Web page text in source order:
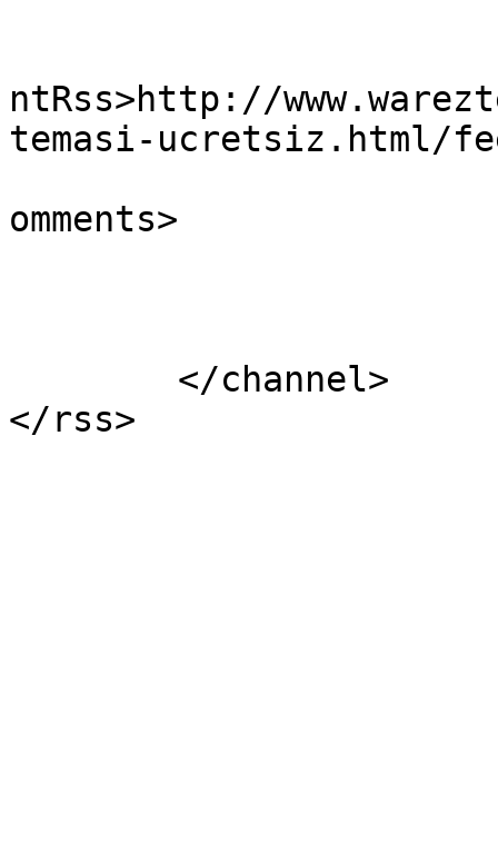
ntRss>http://
temasi-ucretsiz.html/
omments>